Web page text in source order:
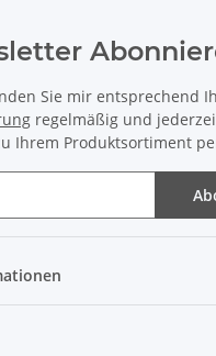
Sie mir entsprechend
regelmäßig und
Ihrem Produktsortiment